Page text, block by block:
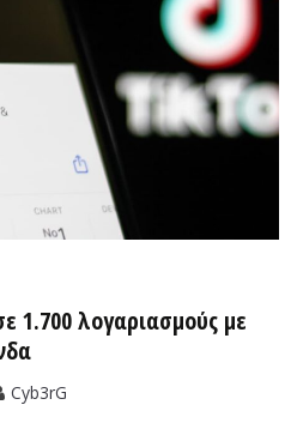
1.700 λογαριασμούς με
Cyb3rG